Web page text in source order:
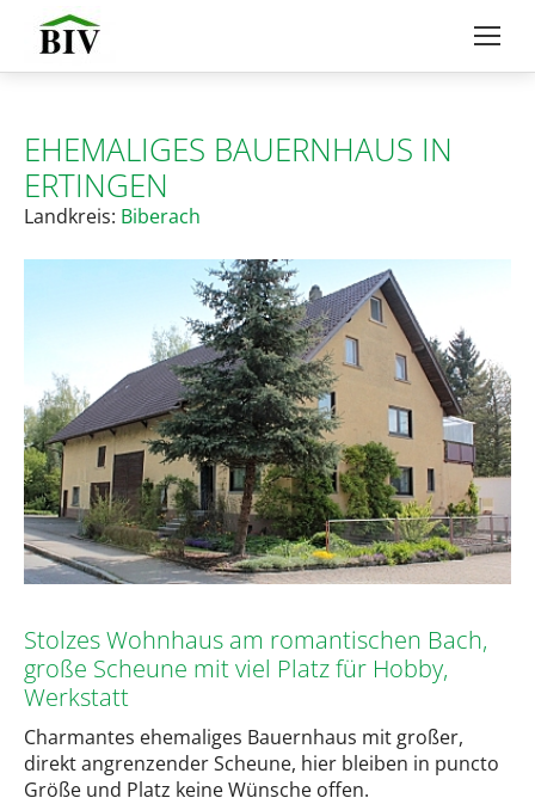
EHEMALIGES BAUERNHAUS IN
ERTINGEN
Landkreis: Biberach
Stolzes Wohnhaus am romantischen Bach,
große Scheune mit viel Platz für Hobby,
Werkstatt
Charmantes ehemaliges Bauernhaus mit großer,
direkt angrenzender Scheune, hier bleiben in puncto
Größe und Platz keine Wünsche offen.